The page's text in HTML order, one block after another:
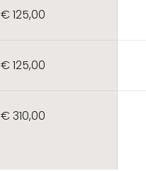
€ 125,00
€ 125,00
€ 310,00